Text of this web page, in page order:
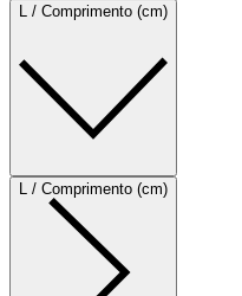
L / Comprimento (cm)
L / Comprimento (cm)